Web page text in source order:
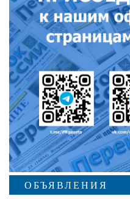
ОБЪЯВЛЕНИЯ